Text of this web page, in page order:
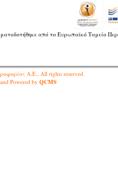
από το Ευρωπαϊκό Ταμείο
Α.Ε., All rights reserved.
and Powered by QCMS